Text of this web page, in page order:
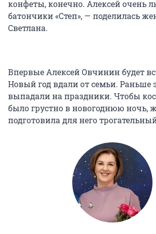
конфеты, конечно. Алексей очень
батончики «Степ», — поделилась
Светлана.
Впервые Алексей Овчинин будет
Новый год вдали от семьи. Раньше
выпадали на праздники. Чтобы
было грустно в новогоднюю ночь,
подготовила для него